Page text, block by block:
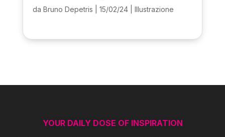
da Bruno Depetris 15/02/24| Illustrazione
YOUR DAILY DOSE OF INSPIRATION